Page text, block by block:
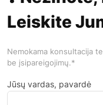
Leiskite
Nemokama konsultacija
be įsipareigojimų.*
Jūsų vardas, pavardė